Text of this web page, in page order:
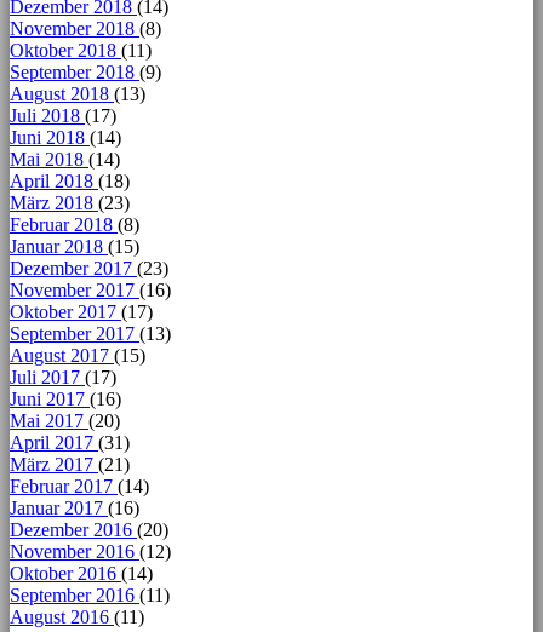
Dezember 2018 (14)
November 2018 (8)
Oktober 2018 (11)
September 2018 (9)
August 2018 (13)
Juli 2018 (17)
Juni 2018 (14)
Mai 2018 (14)
April 2018 (18)
März 2018 (23)
Februar 2018 (8)
Januar 2018 (15)
Dezember 2017 (23)
November 2017 (16)
Oktober 2017 (17)
September 2017 (13)
August 2017 (15)
Juli 2017 (17)
Juni 2017 (16)
Mai 2017 (20)
April 2017 (31)
März 2017 (21)
Februar 2017 (14)
Januar 2017 (16)
Dezember 2016 (20)
November 2016 (12)
Oktober 2016 (14)
September 2016 (11)
August 2016 (11)